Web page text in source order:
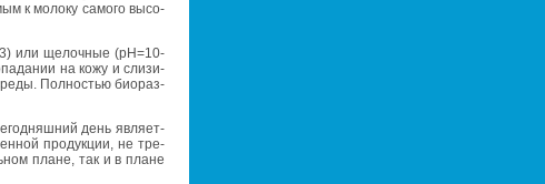
к мо­ло­ку са­мо­го вы­со­
или ще­лоч­ные (pH=10-
на кожу и сли­зи­
Пол­но­стью би­о­раз­
день яв­ля­ет­
про­дук­ции, не тре­
плане, так и в плане